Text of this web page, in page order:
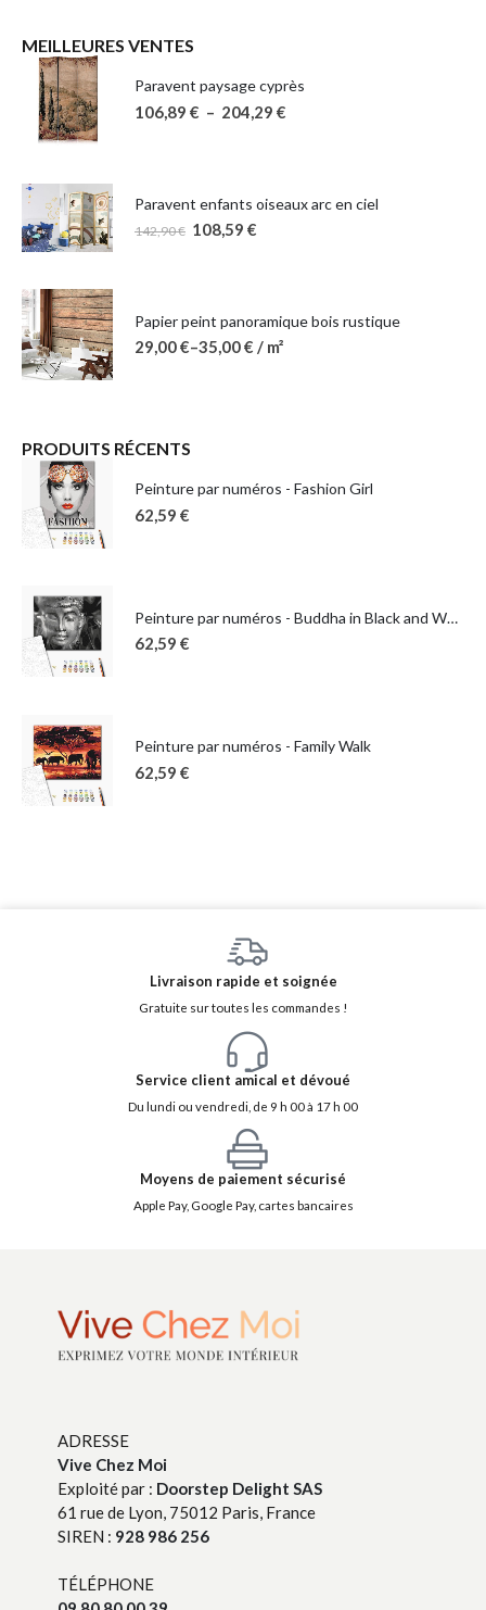
MEILLEURES VENTES
Paravent paysage cyprès
106,89 € – 204,29 €
Paravent enfants oiseaux arc en ciel
142,90€ 108,59 €
Papier peint panoramique bois rustique
29,00€–35,00€ / m²
PRODUITS RÉCENTS
Peinture par numéros - Fashion Girl
62,59 €
Peinture par numéros - Buddha in Black and White
62,59 €
Peinture par numéros - Family Walk
62,59 €
Livraison rapide et soignée
Gratuite sur toutes les commandes !
Service client amical et dévoué
Du lundi ou vendredi, de 9 h 00 à 17 h 00
Moyens de paiement sécurisé
Apple Pay, Google Pay, cartes bancaires
ADRESSE
Vive Chez Moi
Exploité par : Doorstep Delight SAS
61 rue de Lyon, 75012 Paris, France
SIREN : 928 986 256
TÉLÉPHONE